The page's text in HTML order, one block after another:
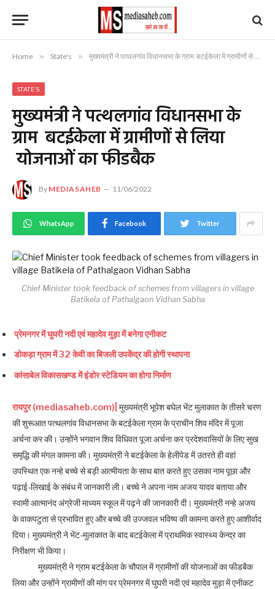
Home » State's » मुख्यमंत्री ने पत्थलगांव विधानसभा के ग्राम बटईकेला में ग्रामीणों से लिया योजनाओं का फीडबैक
STATE'S
मुख्यमंत्री ने पत्थलगांव विधानसभा के
ग्राम बटईकेला में ग्रामीणों से लिया
योजनाओं का फीडबैक
By MEDIASAHEB 11/06/2022
WhatsApp Facebook Twitter
Chief Minister took feedback of schemes from villagers in village
Batikela of Pathalgaon Vidhan Sabha
प्रेमनगर में घुघरी नदी एवं महादेव मुड़ा में बनेगा एनीकट
डोकड़ा ग्राम में 32 केवी का बिजली उपकेंद्र की होगी स्थापना
कांसाबेल विकासखण्ड में इंडोर स्टेडियम का होगा निर्माण
रायपुर (mediasaheb.com)| मुख्यमंत्री भूपेश बघेल भेंट मुलाकात के तीसरे चरण
की शुरूआत पत्थलगांव विधानसभा के बटईकेला ग्राम के प्राचीन शिव मंदिर में पूजा
अर्चना कर की। उन्होंने भगवान शिव विधिवत पूजा अर्चना कर प्रदेशवासियों के लिए सुख
समृद्धि की मंगल कामना की। मुख्यमंत्री ने बटईकेला के हेलीपेड में उतरते ही वहां
उपस्थित एक नन्हे बच्चे से बड़ी आत्मीयता के साथ बात करते हुए उसका नाम पूछा और
पढ़ाई-लिखाई के संबंध में जानकारी ली। बच्चे ने अपना नाम अजय यादव बताया और
स्वामी आत्मानंद अंग्रेजी माध्यम स्कूल में पढ़ने की जानकारी दी। मुख्यमंत्री नन्हे अजय
के वाकपटुता से प्रभावित हुए और बच्चे की उज्जवल भविष्य की कामना करते हुए आशीर्वाद
दिया। मुख्यमंत्री ने भेंट-मुलाकात के बाद बटईकेला में प्राथमिक स्वास्थ्य केन्द्र का
निरीक्षण भी किया।
मुख्यमंत्री ने ग्राम बटईकेला के चौपाल में ग्रामीणों की योजनाओं का फीडबैक
लिया और उन्होंने ग्रामीणों की मांग पर प्रेमनगर में घुघरी नदी एवं महादेव मुड़ा में एनीकट